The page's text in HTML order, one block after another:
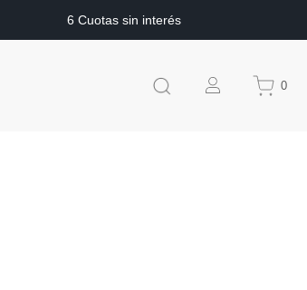
6 Cuotas sin interés
0